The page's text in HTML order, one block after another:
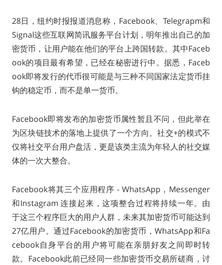
28日，纽约时报报道消息称，Facebook、Telegrapm和
Signal这些互联网简讯服务平台计划，明年推出自己的加
密货币，让用户能在他们的平台上跨国转款。其中Faceb
ook的项目最有希望，已经在秘密进行中。据悉，Faceb
ook即将发行的代币很可能是与三种不同国家法定货币挂
钩的稳定币，而不是单一货币。
Facebook即将发布的加密货币属性暂且不问，但此举在
为区块链技术的落地上提供了一个方向。社交+的模式不
仅将社交平台用户盘活，更是该类主流为年轻人的社交媒
体的一次大整合。
Facebook将其三个应用程序 - WhatsApp，Messenger
和Instagram 连接起来，这项整合过程将持续一年。由
于这三个程序巨大的用户人群，未来其加密货币可能达到
27亿用户。通过Facebook的加密货币，WhatsApp和Fa
cebook自身平台的用户将可能在亲朋好友之间即时转
款。Facebook此前已经同一些加密货币交易所磋商，讨